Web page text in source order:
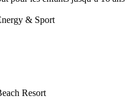
& Sport
Resort